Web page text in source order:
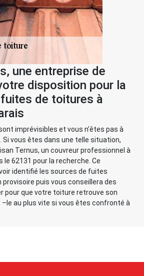
une entreprise de
disposition pour la
de toitures à
imprévisibles et vous n’êtes pas à
Si vous êtes dans une telle situation,
Ternus, un couvreur professionnel à
le 62131 pour la recherche. Ce
identifié les sources de fuites
puis vous conseillera des
pour que votre toiture retrouve son
au plus vite si vous êtes confronté à